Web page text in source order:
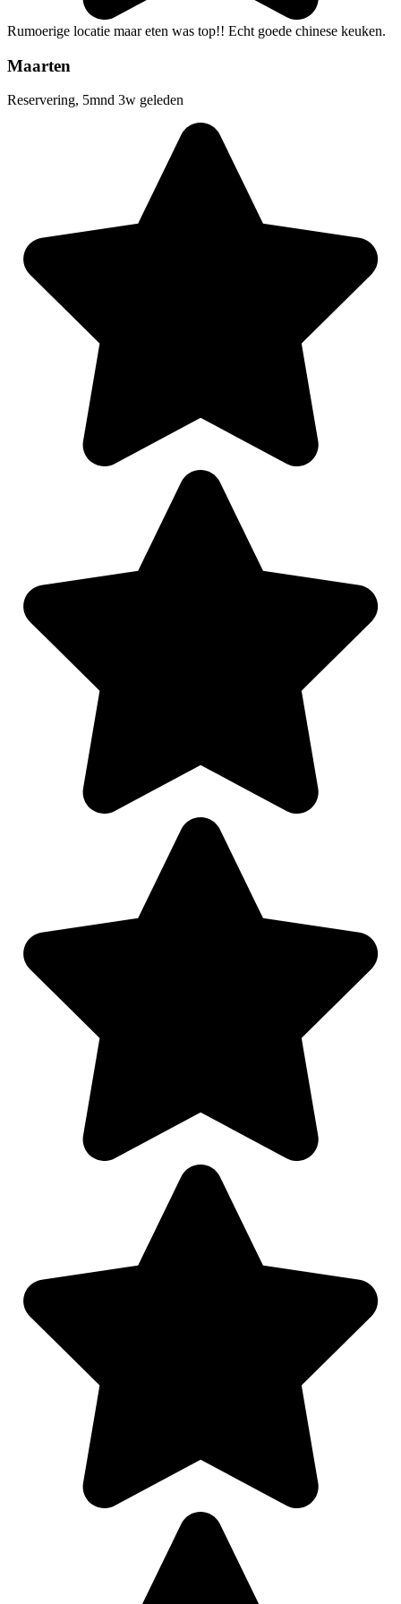
Rumoerige locatie maar eten was top!! Echt goede chinese keuken.
Maarten
Reservering, 5mnd 3w geleden